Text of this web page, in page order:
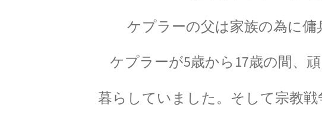
W・C・ヴ
ケプラーの父は家族の為に傭
ケプラーが5歳から17歳の間、
暮らしていました。そして宗教